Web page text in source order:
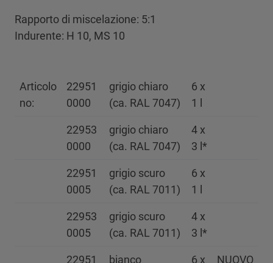
Rapporto di miscelazione: 5:1
Indurente: H 10, MS 10
Articolo
no:
22951
0000
grigio chiaro
(ca. RAL 7047)
6 x
1 l
22953
0000
grigio chiaro
(ca. RAL 7047)
4 x
3 l*
22951
0005
grigio scuro
(ca. RAL 7011)
6 x
1 l
22953
0005
grigio scuro
(ca. RAL 7011)
4 x
3 l*
22951 bianco 6 x NUOVO